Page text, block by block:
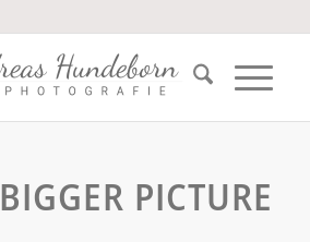
BIGGER PICTURE